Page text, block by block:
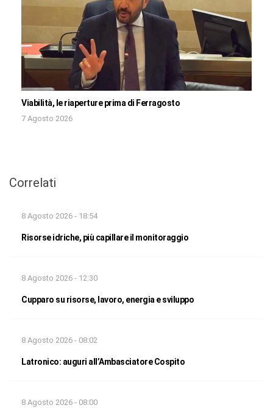
Viabilità, le riaperture prima di Ferragosto
7 Agosto 2026
Correlati
8 Agosto 2026 - 18:54
Risorse idriche, più capillare il monitoraggio
8 Agosto 2026 - 12:30
Cupparo su risorse, lavoro, energia e sviluppo
8 Agosto 2026 - 08:02
Latronico: auguri all’Ambasciatore Cospito
8 Agosto 2026 - 08:00